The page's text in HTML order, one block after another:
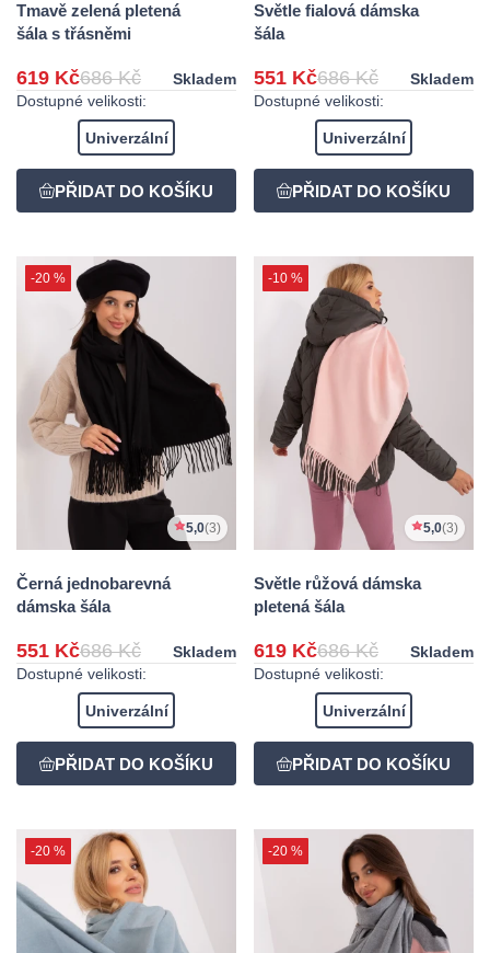
Tmavě zelená pletená
šála s třásněmi
619 Kč686 Kč
Skladem
Dostupné velikosti:
Univerzální
Světle fialová dámska
šála
551 Kč686 Kč
Skladem
Dostupné velikosti:
Univerzální
-20 %
5,0(3)
Černá jednobarevná
dámska šála
551 Kč686 Kč
Skladem
Dostupné velikosti:
Univerzální
-10 %
5,0(3)
Světle růžová dámska
pletená šála
619 Kč686 Kč
Skladem
Dostupné velikosti:
Univerzální
-20 % -20 %